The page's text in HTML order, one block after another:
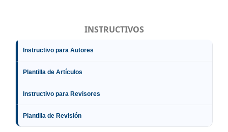
INSTRUCTIVOS
Instructivo para Autores
Plantilla de Artículos
Instructivo para Revisores
Plantilla de Revisión